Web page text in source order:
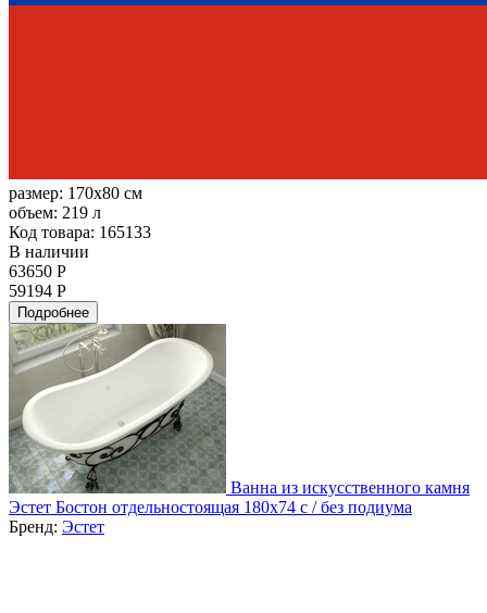
размер: 170x80 см
объем: 219 л
Код товара: 165133
В наличии
63650 Р
59194 Р
Подробнее
Ванна из искусственного камня
Эстет Бостон отдельностоящая 180x74 с / без подиума
Бренд: Эстет